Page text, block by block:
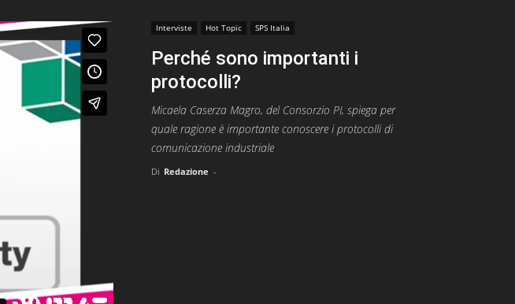
Interviste Hot Topic SPS Italia
Perché sono importanti i
protocolli?
Micaela Caserza Magro, del Consorzio PI, spiega per
quale ragione è importante conoscere i protocolli di
comunicazione industriale
Di Redazione -